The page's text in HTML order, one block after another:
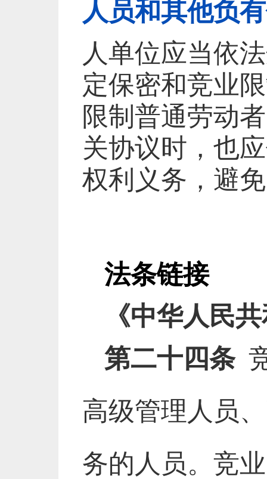
人员和其他负
人单位应当依
定保密和竞业
限制普通劳动
关协议时，也
权利义务，避
法条链接
《中华人民
第二十四条
高级管理人员
务的人员。竞